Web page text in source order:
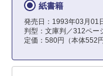
紙書籍
発売日：1993年03月01
判型：文庫判／312ペー
定価：580円（本体552円